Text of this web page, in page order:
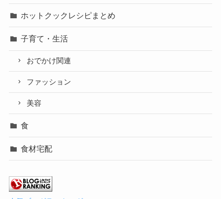
ホットクックレシピまとめ
子育て・生活
おでかけ関連
ファッション
美容
食
食材宅配